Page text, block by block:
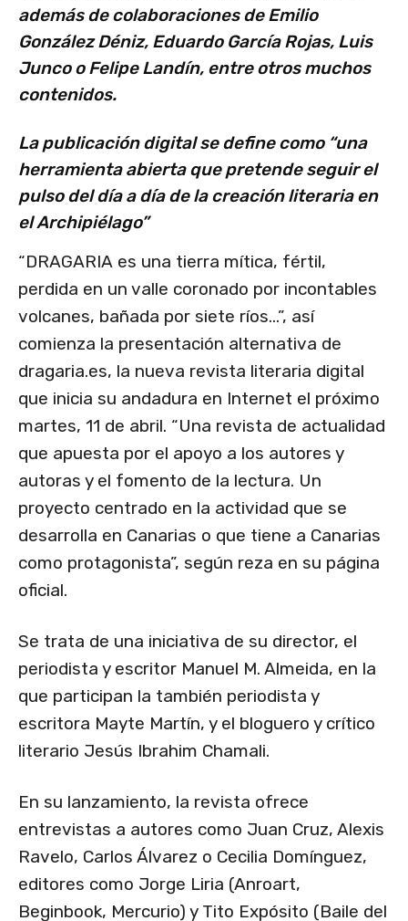
además de colaboraciones de Emilio
González Déniz, Eduardo García Rojas, Luis
Junco o Felipe Landín, entre otros muchos
contenidos.
La publicación digital se define como “una
herramienta abierta que pretende seguir el
pulso del día a día de la creación literaria en
el Archipiélago”
“DRAGARIA es una tierra mítica, fértil,
perdida en un valle coronado por incontables
volcanes, bañada por siete ríos…”, así
comienza la presentación alternativa de
dragaria.es, la nueva revista literaria digital
que inicia su andadura en Internet el próximo
martes, 11 de abril. “Una revista de actualidad
que apuesta por el apoyo a los autores y
autoras y el fomento de la lectura. Un
proyecto centrado en la actividad que se
desarrolla en Canarias o que tiene a Canarias
como protagonista”, según reza en su página
oficial.
Se trata de una iniciativa de su director, el
periodista y escritor Manuel M. Almeida, en la
que participan la también periodista y
escritora Mayte Martín, y el bloguero y crítico
literario Jesús Ibrahim Chamali.
En su lanzamiento, la revista ofrece
entrevistas a autores como Juan Cruz, Alexis
Ravelo, Carlos Álvarez o Cecilia Domínguez,
editores como Jorge Liria (Anroart,
Beginbook, Mercurio) y Tito Expósito (Baile del